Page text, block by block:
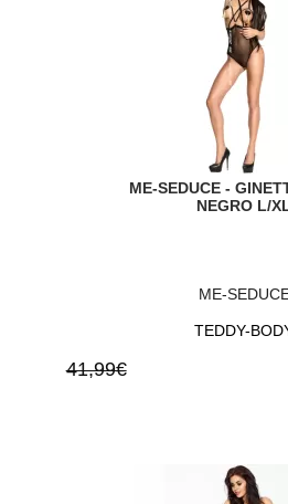
ME-SEDUCE -
NEGRO L/
ME-
TEDDY-
41,99€